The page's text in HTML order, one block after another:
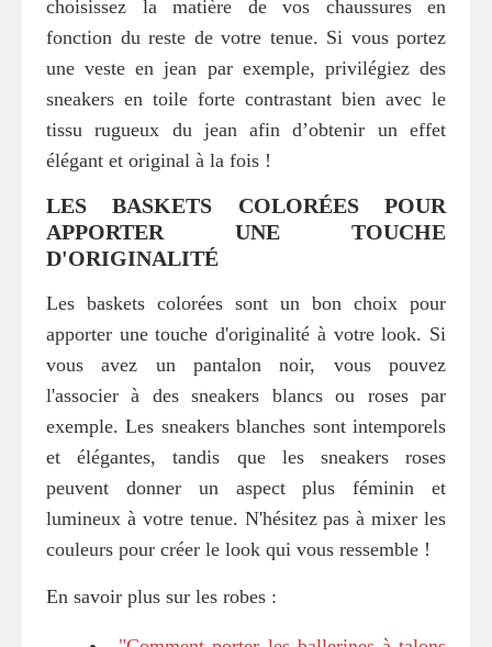
choisissez la matière de vos chaussures en
fonction du reste de votre tenue. Si vous portez
une veste en jean par exemple, privilégiez des
sneakers en toile forte contrastant bien avec le
tissu rugueux du jean afin d’obtenir un effet
élégant et original à la fois !
LES BASKETS COLORÉES POUR
APPORTER UNE TOUCHE
D'ORIGINALITÉ
Les baskets colorées sont un bon choix pour
apporter une touche d'originalité à votre look. Si
vous avez un pantalon noir, vous pouvez
l'associer à des sneakers blancs ou roses par
exemple. Les sneakers blanches sont intemporels
et élégantes, tandis que les sneakers roses
peuvent donner un aspect plus féminin et
lumineux à votre tenue. N'hésitez pas à mixer les
couleurs pour créer le look qui vous ressemble !
En savoir plus sur les robes :